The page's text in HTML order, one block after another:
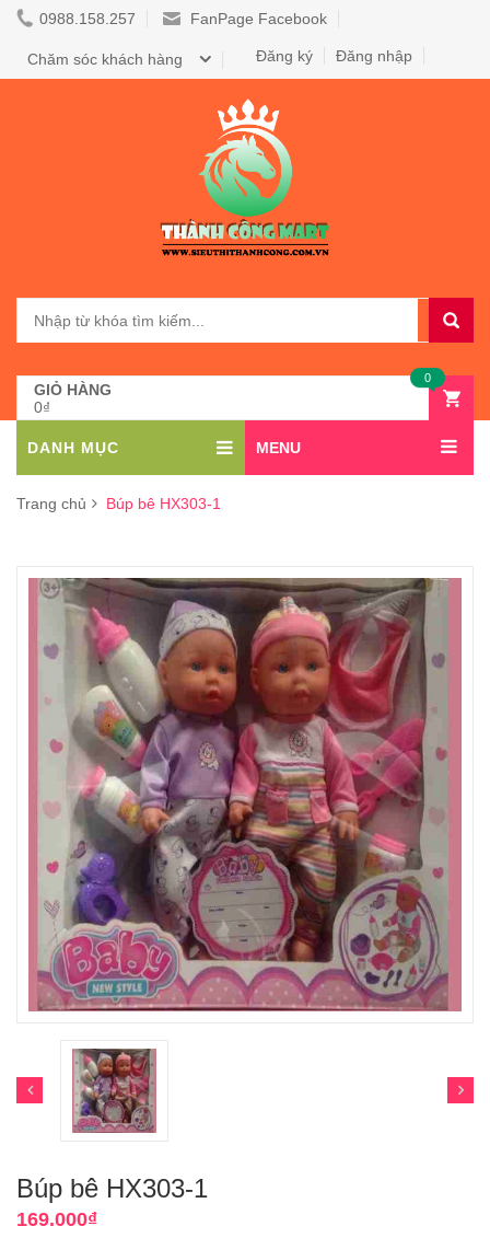
0988.158.257 FanPage Facebook
Đăng nhập
Đăng ký
Chăm sóc khách hàng
GIỎ HÀNG
0₫
0
DANH MỤC MENU
Trang chủ Búp bê HX303-1
Búp bê HX303-1
169.000₫